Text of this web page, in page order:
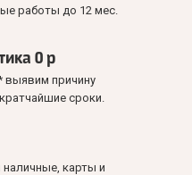
работы до 12 мес.
0 р
выявим причину
сроки.
карты и